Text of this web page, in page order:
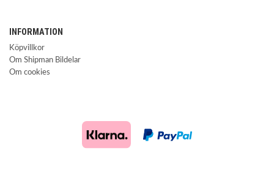
INFORMATION
Köpvillkor
Om Shipman Bildelar
Om cookies